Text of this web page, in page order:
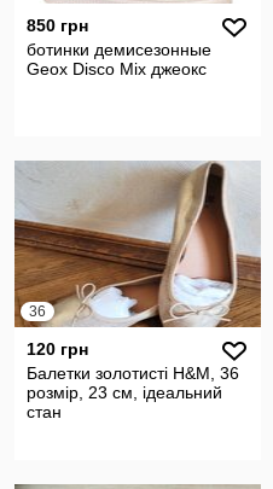
850 грн
ботинки демисезонные
Geox Disco Mix джеокс
36
120 грн
Балетки золотисті H&M, 36
розмір, 23 см, ідеальний
стан